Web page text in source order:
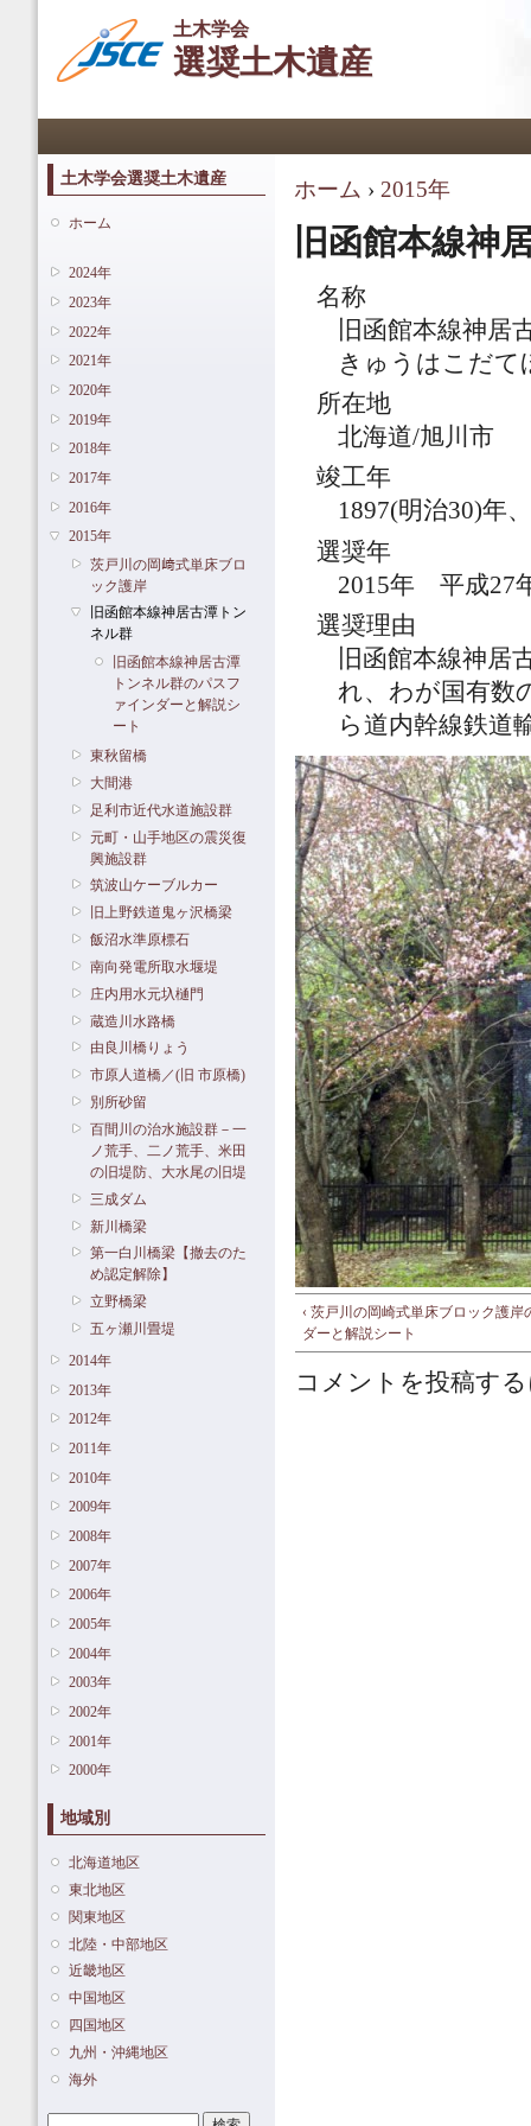
動
土木学会
選奨土木遺産
土木学会選奨土木遺産
ホーム
2024年
2023年
2022年
2021年
2020年
2019年
2018年
2017年
2016年
2015年
茨戸川の岡﨑式単床ブロ
ック護岸
旧函館本線神居古潭トン
ネル群
旧函館本線神居古潭
トンネル群のパスフ
ァインダーと解説シ
ート
東秋留橋
大間港
足利市近代水道施設群
元町・山手地区の震災復
興施設群
筑波山ケーブルカー
旧上野鉄道鬼ヶ沢橋梁
飯沼水準原標石
南向発電所取水堰堤
庄内用水元圦樋門
蔵造川水路橋
由良川橋りょう
市原人道橋／(旧 市原橋)
別所砂留
百間川の治水施設群－一
ノ荒手、二ノ荒手、米田
の旧堤防、大水尾の旧堤
三成ダム
新川橋梁
第一白川橋梁【撤去のた
め認定解除】
立野橋梁
五ヶ瀬川畳堤
2014年
2013年
2012年
2011年
2010年
2009年
2008年
2007年
2006年
2005年
2004年
2003年
2002年
2001年
2000年
地域別
北海道地区
東北地区
関東地区
北陸・中部地区
近畿地区
中国地区
四国地区
九州・沖縄地区
海外
現在地
ホーム › 2015年
旧函館本線神
名称
旧函館本線神居
きゅうはこだ
所在地
北海道/旭川市
竣工年
1897(明治30)年
選奨年
2015年 平成27
選奨理由
旧函館本線神
れ、わが国有数
ら道内幹線鉄道
‹ 茨戸川の岡崎式単床ブロック護岸
ダーと解説シート
コメントを投稿す